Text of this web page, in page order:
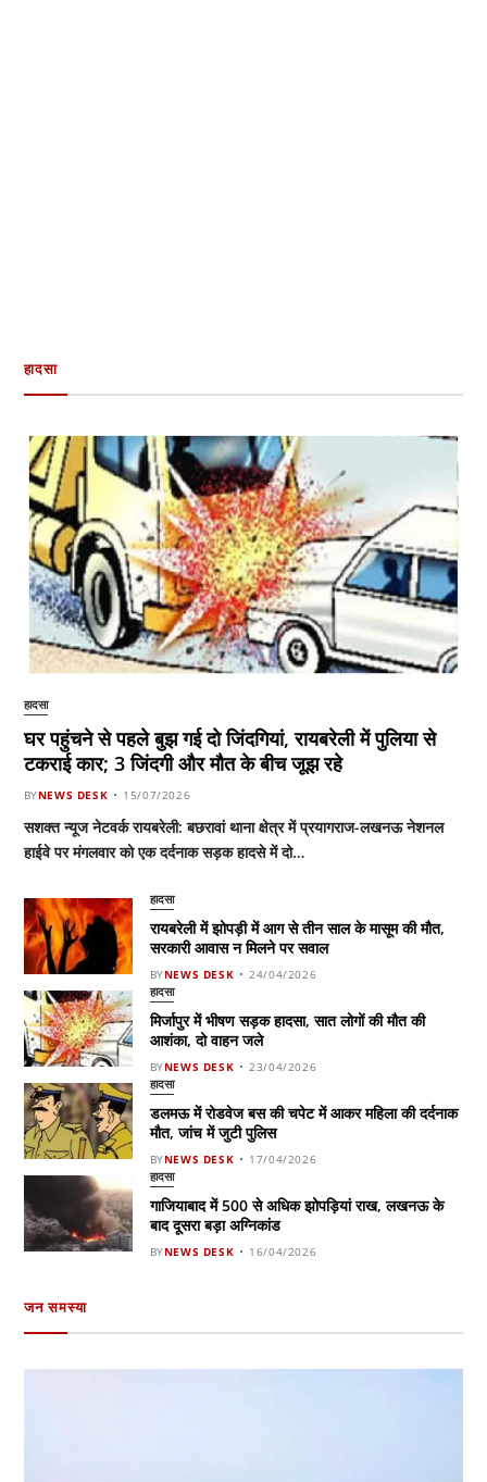
हादसा
हादसा
घर पहुंचने से पहले बुझ गई दो जिंदगियां, रायबरेली में पुलिया से
टकराई कार; 3 जिंदगी और मौत के बीच जूझ रहे
BYNEWS DESK 15/07/2026
सशक्त न्यूज नेटवर्क रायबरेली: बछरावां थाना क्षेत्र में प्रयागराज-लखनऊ नेशनल
हाईवे पर मंगलवार को एक दर्दनाक सड़क हादसे में दो…
हादसा
रायबरेली में झोपड़ी में आग से तीन साल के मासूम की मौत,
सरकारी आवास न मिलने पर सवाल
BYNEWS DESK 24/04/2026
हादसा
मिर्जापुर में भीषण सड़क हादसा, सात लोगों की मौत की
आशंका, दो वाहन जले
BYNEWS DESK 23/04/2026
हादसा
डलमऊ में रोडवेज बस की चपेट में आकर महिला की दर्दनाक
मौत, जांच में जुटी पुलिस
BYNEWS DESK 17/04/2026
हादसा
गाजियाबाद में 500 से अधिक झोपड़ियां राख, लखनऊ के
बाद दूसरा बड़ा अग्निकांड
BYNEWS DESK 16/04/2026
जन समस्या